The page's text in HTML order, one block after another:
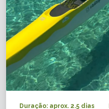
Duração: aprox. 2.5 dias